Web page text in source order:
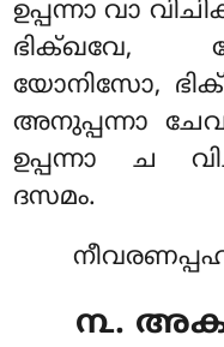
ഉപ്പന്നാ വാ
ഭിക്ഖവേ,
യോനിസോ,
അനുപ്പന്നാ ചേവ
ഉപ്പന്നാ ച
ദസമം.
൩.